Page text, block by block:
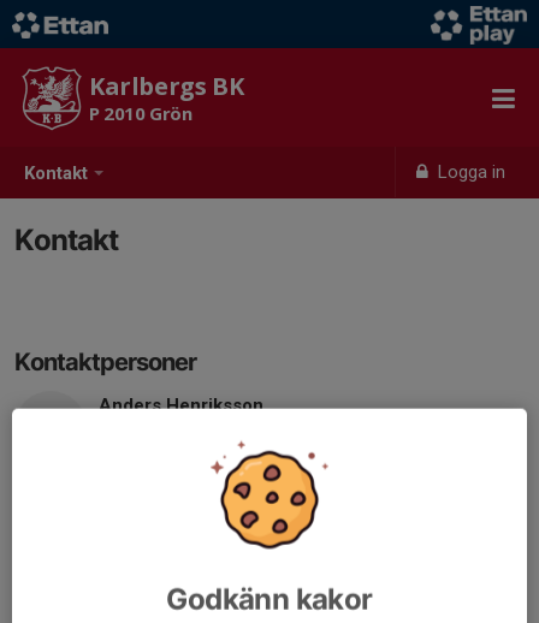
Kontakt Logga in
Karlbergs BK
P 2010 Grön
Kontakt
Kontaktpersoner
Anders Henriksson
Mobil visas bara för inloggade
E-post visas bara för inloggade
Christer Ericsson
Mobil visas bara för inloggade
E-post visas bara för inloggade
Godkänn kakor